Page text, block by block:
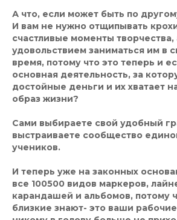
А что, если может быть по
И вам не нужно отщипывать
счастливые моменты
удовольствием заниматься им в
время, потому что это теперь и
основная деятельность, за
достойные деньги и их хватает
образ жизни?
Сами выбираете свой удобный
выстраиваете сообщество
учеников.
И теперь уже на законных
все 100500 видов маркеров,
карандашей и альбомов, потому
близкие знают- это ваши